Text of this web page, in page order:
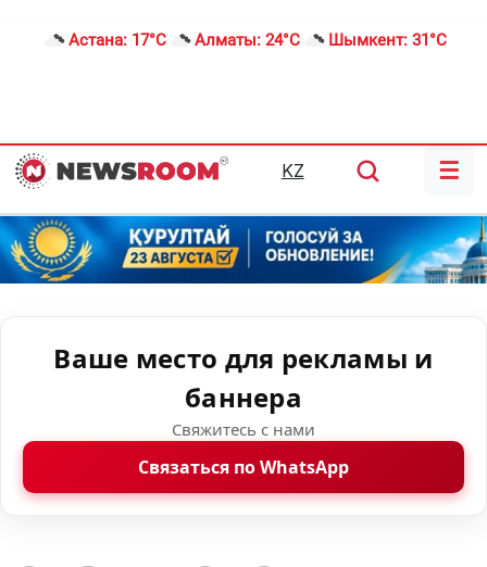
Астана: 17°C Алматы: 24°C Шымкент: 31°C
KZ ☰
Ваше место для рекламы и
баннера
Свяжитесь с нами
Связаться по WhatsApp